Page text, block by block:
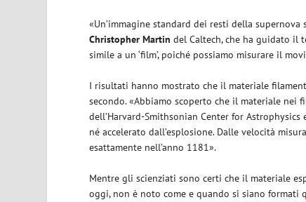
«Un’immagine standard dei resti della
Christopher Martin del Caltech, che ha guidato il
simile a un ‘film’, poiché possiamo misurare il
I risultati hanno mostrato che il materiale
secondo. «Abbiamo scoperto che il materiale
dell’Harvard-Smithsonian Center for
né accelerato dall’esplosione. Dalle velocità
esattamente nell’anno 1181».
Mentre gli scienziati sono certi che il materiale
oggi, non è noto come e quando si siano formati